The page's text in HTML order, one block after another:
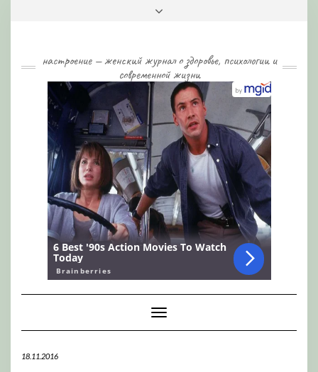
настроение — женский журнал о здоровье, психологии и
современной жизни
Toggle
Navigation
18.11.2016